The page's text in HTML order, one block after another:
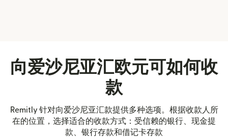
向爱沙尼亚汇欧元可如何收
款
Remitly 针对向爱沙尼亚汇款提供多种选项。根据收款人所
在的位置，选择适合的收款方式：受信赖的银行、现金提
款、银行存款和借记卡存款